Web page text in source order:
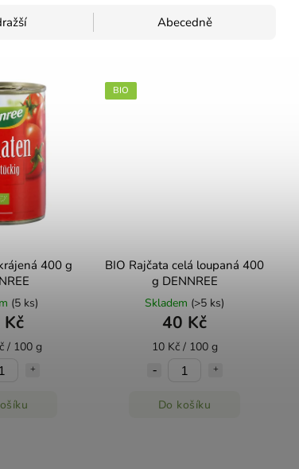
Abecedně
400 g
(5 ks)
/ 100 g
BIO
BIO Rajčata celá loupaná 400
g DENNREE
Skladem (>5 ks)
40 Kč
10 Kč / 100 g
Do košíku